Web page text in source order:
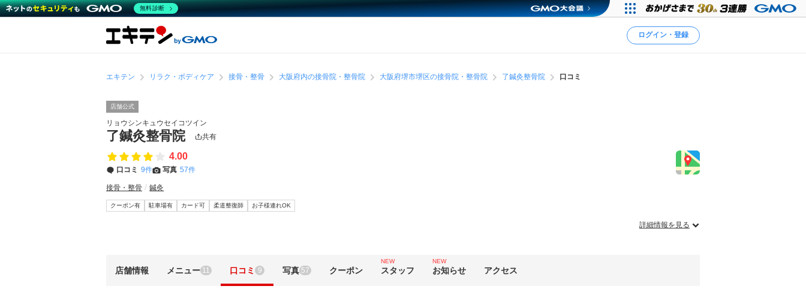
ログイン・登録
エキテン リラク・ボディケア 接骨・整骨 大阪府内の接骨院・整骨院 大阪府堺市堺区の接骨院・整骨院 了鍼灸整骨院 口コミ
店舗公式
リョウシンキュウセイコツイン
了鍼灸整骨院 共有
4.00
口コミ 9件 写真 57件
接骨・整骨 鍼灸
クーポン有 駐車場有 カード可 柔道整復師 お子様連れOK
詳細情報を見る
店舗情報 メニュー 11 口コミ 9 写真 57 クーポン
NEW
スタッフ
NEW
お知らせ アクセス
無料診断